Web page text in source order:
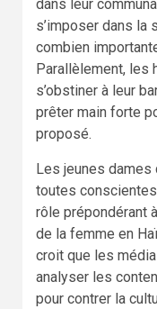
dans leur
s’imposer dans la
combien
Parallèlement, les
s’obstiner à leur
prêter main forte
proposé.
Les jeunes dames
toutes
rôle prépondérant
de la femme en
croit que les
analyser les
pour contrer la